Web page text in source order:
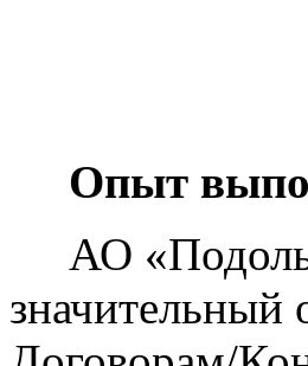
Опыт
АО
значительный